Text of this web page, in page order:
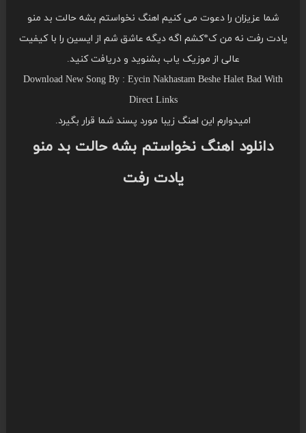
شما عزیزان را دعوت می کنیم اهنگ نخواستم بشه حالت بد منو
یادت رفت نه من ک*کشم اگه دیگه عاشق شم از ایسین را با کیفیت
عالی از موزیک یاب بشنوید و دریافت کنید.
Download New Song By : Eycin Nakhastam Beshe Halet Bad With
Direct Links
امیدوارم این اهنگ زیبا مورد پسند شما قرار بگیرد.
دانلود اهنگ نخواستم بشه حالت بد منو
یادت رفت